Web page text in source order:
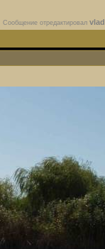
Сообщение отредактировал